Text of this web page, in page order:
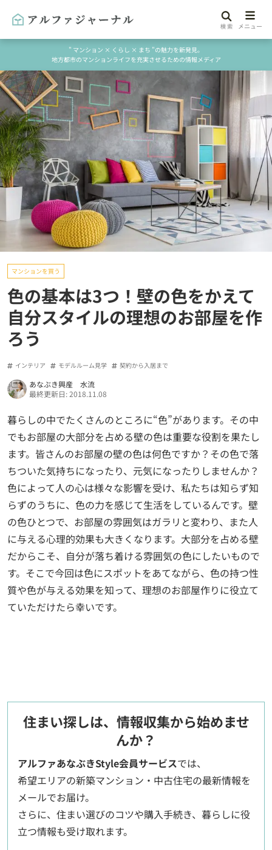
" マンション × くらし × まち "の魅力を新発見。
地方都市のマンションライフを充実させるための情報メディア
マンションを買う
色の基本は3つ！壁の色をかえて
自分スタイルの理想のお部屋を作
ろう
インテリア モデルルーム見学 契約から入居まで
あなぶき興産 水流
最終更新日: 2018.11.08
暮らしの中でたくさんのところに“色”があります。その中
でもお部屋の大部分を占める壁の色は重要な役割を果たし
ます。皆さんのお部屋の壁の色は何色ですか？その色で落
ちついた気持ちになったり、元気になったりしませんか？
色によって人の心は様々な影響を受け、私たちは知らず知
らずのうちに、色の力を感じて生活をしているんです。壁
の色ひとつで、お部屋の雰囲気はガラリと変わり、また人
に与える心理的効果も大きくなります。大部分を占める壁
だからこそ、自分が落ち着ける雰囲気の色にしたいもので
す。そこで今回は色にスポットをあてながら、色の持つ性
質や色が与える効果を知って、理想のお部屋作りに役立て
ていただけたら幸いです。
住まい探しは、情報収集から始めませ
んか？
アルファあなぶきStyle会員サービスでは、
希望エリアの新築マンション・中古住宅の最新情報を
メールでお届け。
さらに、住まい選びのコツや購入手続き、暮らしに役
立つ情報も受け取れます。